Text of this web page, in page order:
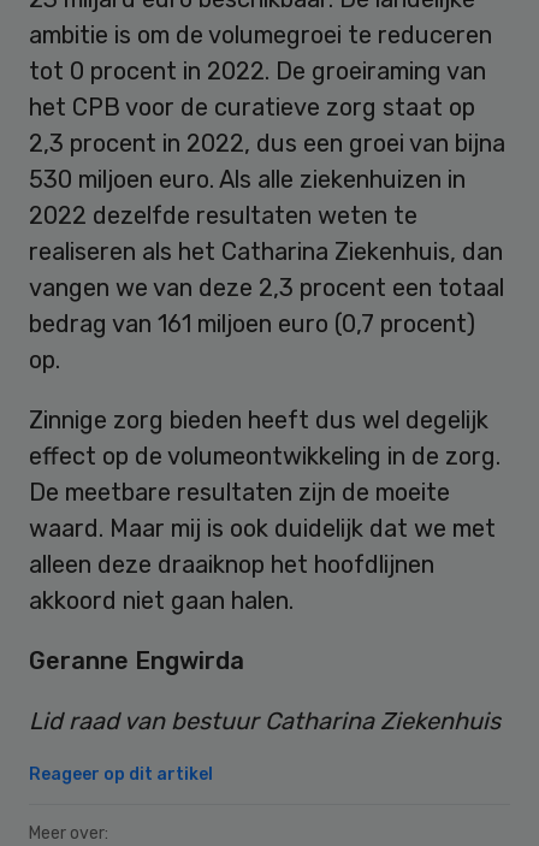
ambitie is om de volumegroei te reduceren
tot 0 procent in 2022. De groeiraming van
het CPB voor de curatieve zorg staat op
2,3 procent in 2022, dus een groei van bijna
530 miljoen euro. Als alle ziekenhuizen in
2022 dezelfde resultaten weten te
realiseren als het Catharina Ziekenhuis, dan
vangen we van deze 2,3 procent een totaal
bedrag van 161 miljoen euro (0,7 procent)
op.
Zinnige zorg bieden heeft dus wel degelijk
effect op de volumeontwikkeling in de zorg.
De meetbare resultaten zijn de moeite
waard. Maar mij is ook duidelijk dat we met
alleen deze draaiknop het hoofdlijnen
akkoord niet gaan halen.
Geranne Engwirda
Lid raad van bestuur Catharina Ziekenhuis
Reageer op dit artikel
Meer over: